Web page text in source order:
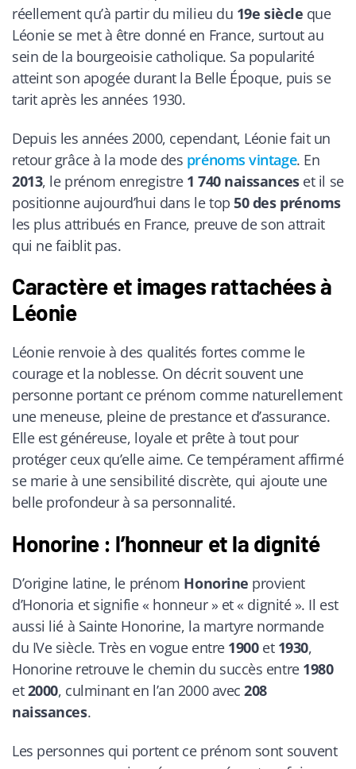
réellement qu’à partir du milieu du 19e siècle que
Léonie se met à être donné en France, surtout au
sein de la bourgeoisie catholique. Sa popularité
atteint son apogée durant la Belle Époque, puis se
tarit après les années 1930.
Depuis les années 2000, cependant, Léonie fait un
retour grâce à la mode des prénoms vintage. En
2013, le prénom enregistre 1 740 naissanceset il se
positionne aujourd’hui dans le top50 des prénoms
les plus attribués en France, preuve de son attrait
qui ne faiblit pas.
Caractère et images rattachées à
Léonie
Léonie renvoie à des qualités fortes comme le
courage et la noblesse. On décrit souvent une
personne portant ce prénom comme naturellement
une meneuse, pleine de prestance et d’assurance.
Elle est généreuse, loyale et prête à tout pour
protéger ceux qu’elle aime. Ce tempérament affirmé
se marie à une sensibilité discrète, qui ajoute une
belle profondeur à sa personnalité.
Honorine : l’honneur et la dignité
D’origine latine, le prénom Honorine provient
d’Honoria et signifie « honneur » et « dignité ». Il est
aussi lié à Sainte Honorine, la martyre normande
du IVe siècle. Très en vogue entre 1900et 1930,
Honorine retrouve le chemin du succès entre 1980
et2000, culminant en l’an 2000 avec208
naissances.
Les personnes qui portent ce prénom sont souvent